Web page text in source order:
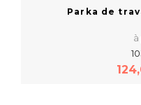
Parka de